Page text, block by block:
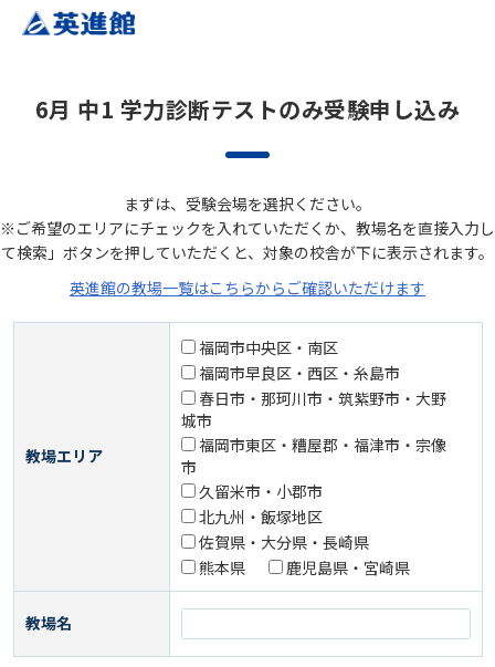
6月 中1 学力診断テストのみ受験申し込み
まずは、受験会場を選択ください。
※ご希望のエリアにチェックを入れていただくか、教場名を直接入力し
て検索」ボタンを押していただくと、対象の校舎が下に表示されます。
英進館の教場一覧はこちらからご確認いただけます
教場エリア
福岡市中央区・南区
福岡市早良区・西区・糸島市
春日市・那珂川市・筑紫野市・大野
城市
福岡市東区・糟屋郡・福津市・宗像
市
久留米市・小郡市
北九州・飯塚地区
佐賀県・大分県・長崎県
熊本県
鹿児島県・宮崎県
教場名